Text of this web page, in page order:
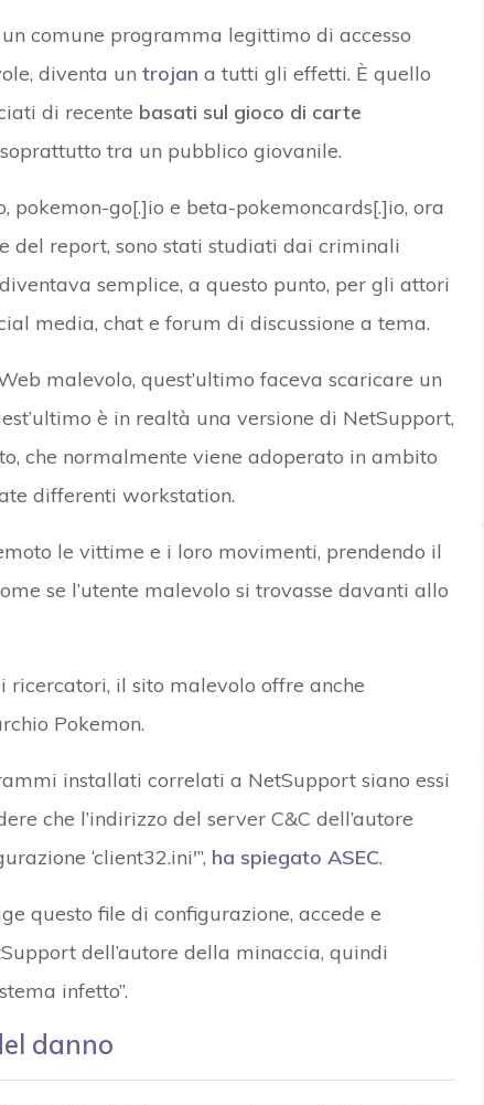
comune programma legittimo di accesso
diventa un trojan a tutti gli effetti. È quello
di recente basati sul gioco di carte
tra un pubblico giovanile.
go[.]io e beta-pokemoncards[.]io, ora
del report, sono stati studiati dai criminali
semplice, a questo punto, per gli attori
media, chat e forum di discussione a tema.
malevolo, quest’ultimo faceva scaricare un
è in realtà una versione di NetSupport,
che normalmente viene adoperato in ambito
differenti workstation.
le vittime e i loro movimenti, prendendo il
se l’utente malevolo si trovasse davanti allo
ricercatori, il sito malevolo offre anche
Pokemon.
installati correlati a NetSupport siano essi
che l’indirizzo del server C&C dell’autore
‘client32.ini'”, ha spiegato ASEC.
questo file di configurazione, accede e
dell’autore della minaccia, quindi
infetto”.
danno